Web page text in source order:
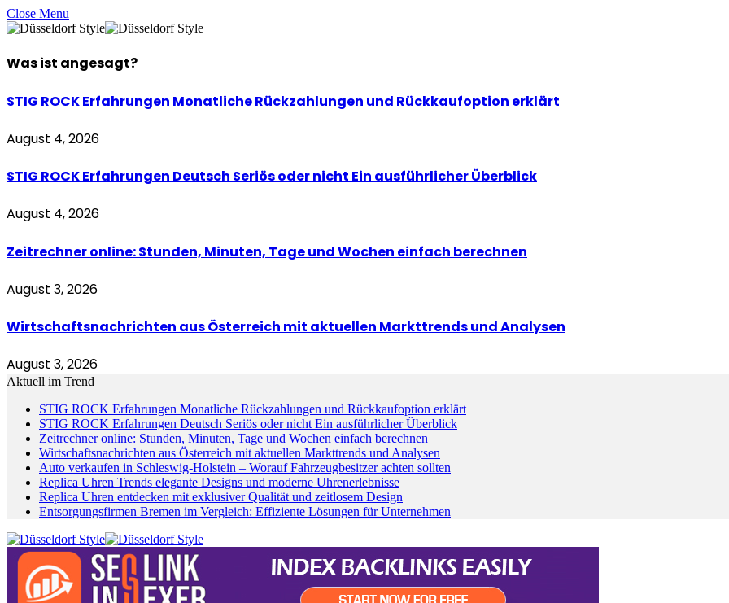
Close Menu
Was ist angesagt?
STIG ROCK Erfahrungen Monatliche Rückzahlungen und Rückkaufoption erklärt
August 4, 2026
STIG ROCK Erfahrungen Deutsch Seriös oder nicht Ein ausführlicher Überblick
August 4, 2026
Zeitrechner online: Stunden, Minuten, Tage und Wochen einfach berechnen
August 3, 2026
Wirtschaftsnachrichten aus Österreich mit aktuellen Markttrends und Analysen
August 3, 2026
Aktuell im Trend
STIG ROCK Erfahrungen Monatliche Rückzahlungen und Rückkaufoption erklärt
STIG ROCK Erfahrungen Deutsch Seriös oder nicht Ein ausführlicher Überblick
Zeitrechner online: Stunden, Minuten, Tage und Wochen einfach berechnen
Wirtschaftsnachrichten aus Österreich mit aktuellen Markttrends und Analysen
Auto verkaufen in Schleswig-Holstein – Worauf Fahrzeugbesitzer achten sollten
Replica Uhren Trends elegante Designs und moderne Uhrenerlebnisse
Replica Uhren entdecken mit exklusiver Qualität und zeitlosem Design
Entsorgungsfirmen Bremen im Vergleich: Effiziente Lösungen für Unternehmen